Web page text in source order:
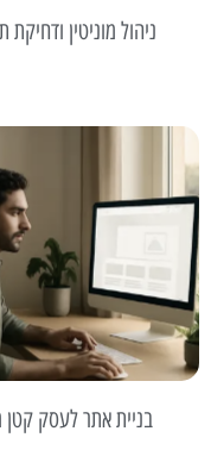
ניהול מוניטין
בניית אתר לעסק קטן